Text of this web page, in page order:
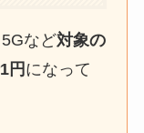
など対象の
円になって